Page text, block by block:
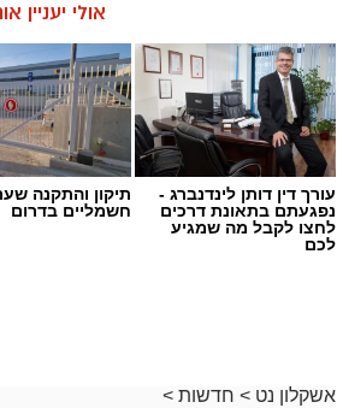
אולי יעניין
עורך דין דותן לינדנברג -
נפגעתם בתאונת דרכים
לחצו לקבל מה שמגיע
לכם
תיקון והתקנה
חשמליים בדרום
אשקלון נט > חדשות >